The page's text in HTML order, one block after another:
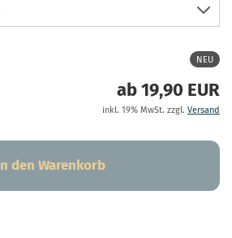
NEU
ab 19,90 EUR
inkl. 19% MwSt. zzgl. Versand
den Warenkorb